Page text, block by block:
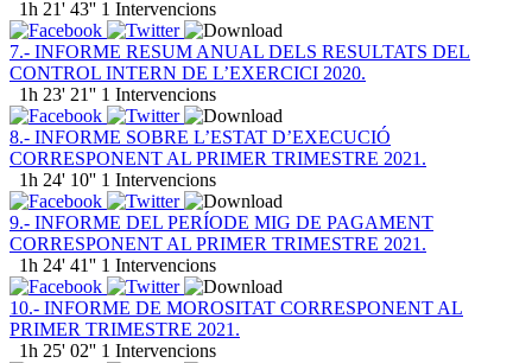
1h 21' 43'' 1 Intervencions
7.- INFORME RESUM ANUAL DELS RESULTATS DEL
CONTROL INTERN DE L’EXERCICI 2020.
1h 23' 21'' 1 Intervencions
8.- INFORME SOBRE L’ESTAT D’EXECUCIÓ
CORRESPONENT AL PRIMER TRIMESTRE 2021.
1h 24' 10'' 1 Intervencions
9.- INFORME DEL PERÍODE MIG DE PAGAMENT
CORRESPONENT AL PRIMER TRIMESTRE 2021.
1h 24' 41'' 1 Intervencions
10.- INFORME DE MOROSITAT CORRESPONENT AL
PRIMER TRIMESTRE 2021.
1h 25' 02'' 1 Intervencions